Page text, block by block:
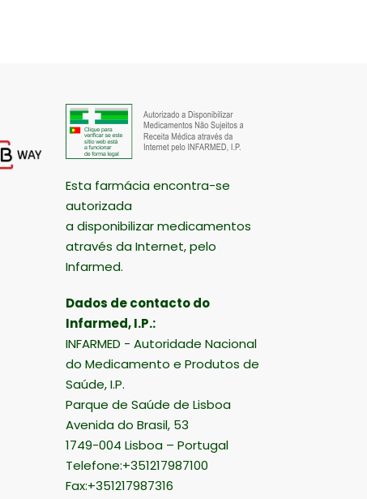
Esta farmácia encontra-se
autorizada
a disponibilizar medicamentos
através da Internet, pelo
Infarmed.
Dados de contacto do
Infarmed, I.P.:
INFARMED - Autoridade Nacional
do Medicamento e Produtos de
Saúde, I.P.
Parque de Saúde de Lisboa
Avenida do Brasil, 53
1749-004 Lisboa – Portugal
Telefone:+351217987100
Fax:+351217987316